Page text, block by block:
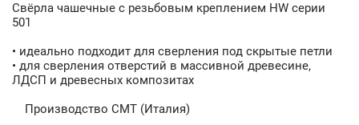
Свёрла чашечные с резьбовым креплением HW серии
501
• идеально подходит для сверления под скрытые петли
• для сверления отверстий в массивной древесине,
ЛДСП и древесных композитах
Производство СМТ (Италия)